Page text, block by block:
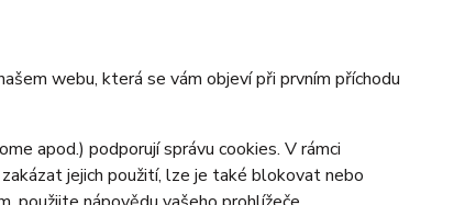
webu, která se vám objeví při prvním příchodu
apod.) podporují správu cookies. V rámci
jejich použití, lze je také blokovat nebo